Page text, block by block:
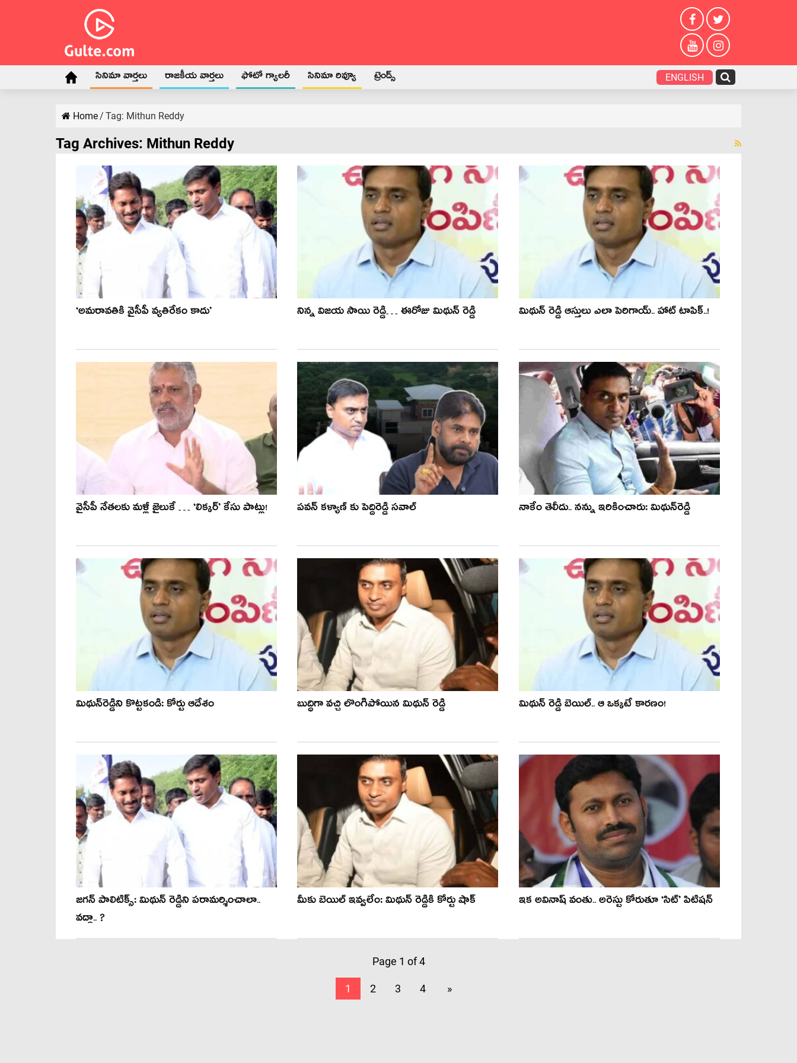
సినిమా వార్తలు రాజకీయ వార్తలు ఫోటో గ్యాలరీ సినిమా రివ్యూ ట్రెండ్స్ ENGLISH
Home/ Tag: Mithun Reddy
Tag Archives: Mithun Reddy
‘అమరావతికి వైసీపీ వ్యతిరేకం కాదు’ నిన్న విజయ సాయి రెడ్డి… ఈరోజు మిథున్ రెడ్డి మిథున్ రెడ్డి ఆస్తులు ఎలా పెరిగాయ్.. హాట్ టాపిక్..!
వైసీపీ నేత‌ల‌కు మ‌ళ్లీ జైలుకే … ‘లిక్క‌ర్’ కేసు పాట్లు! పవన్ కళ్యాణ్ కు పెద్దిరెడ్డి సవాల్ నాకేం తెలీదు.. న‌న్ను ఇరికించారు: మిథున్‌రెడ్డి
మిథున్‌రెడ్డిని కొట్టకండి: కోర్టు ఆదేశం బుద్ధిగా వచ్చి లొంగిపోయిన మిథున్ రెడ్డి మిథున్ రెడ్డి బెయిల్‌.. ఆ ఒక్క‌టే కార‌ణం!
జ‌గ‌న్ పాలిటిక్స్‌: మిథున్ రెడ్డిని ప‌రామ‌ర్శించాలా..
వద్దా.. ?
మీకు బెయిల్ ఇవ్వ‌లేం: మిథున్ రెడ్డికి కోర్టు షాక్‌ ఇక‌ అవినాష్ వంతు.. అరెస్టు కోరుతూ ‘సిట్‌’ పిటిష‌న్‌
Page 1 of 4
1 2 3 4 »